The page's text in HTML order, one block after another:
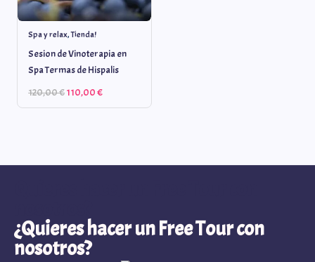
Spa y relax,Tienda!
Sesion de Vinoterapia en
Spa Termas de Hispalis
120,00€110,00€
¿Quieres hacer un Free Tour con
nosotros?